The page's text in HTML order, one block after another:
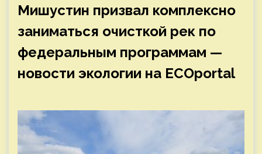
Мишустин призвал комплексно
заниматься очисткой рек по
федеральным программам —
новости экологии на ECOportal